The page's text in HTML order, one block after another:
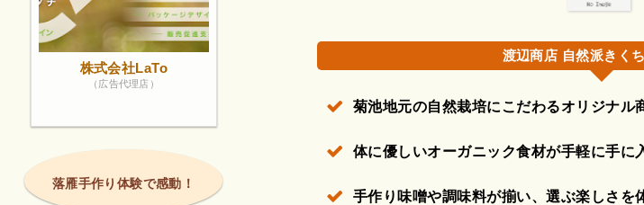
渡辺商店 自然派きく
菊池地元の自然栽培にこだわるオリジナル
体に優しいオーガニック食材が手軽に手に
手作り味噌や調味料が揃い、選ぶ楽しさを
株式会社LaTo
（広告代理店）
落雁手作り体験で感動！